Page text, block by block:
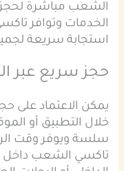
الشعب مباشرة لحجز
استجابة سريعة
حجز سريع عبر
يمكن الاعتماد
خلال التطبيق أو
سلسة ويوفر وقت
تاكسي الشعب داخل